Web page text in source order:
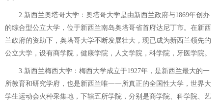
2.新西兰奥塔哥大学：奥塔哥大学是由新西兰政府与1869年创办
的综合型公立大学，位于新西兰南岛奥塔哥省首府达尼丁市。在新西
兰政府的资助下，奥塔哥大学不断发展壮大，现已成为新西兰领先的
公立大学，设有商学院，健康学院，人文学院，科学院，牙医学院。
3.新西兰梅西大学：梅西大学成立于1927年，是新西兰最大的一
所教育和研究学府，也是新西兰唯一一所真正的全国性大学，世界大
学生运动会火种采集地，下辖五所学院，分别是商学院、科学院、艺